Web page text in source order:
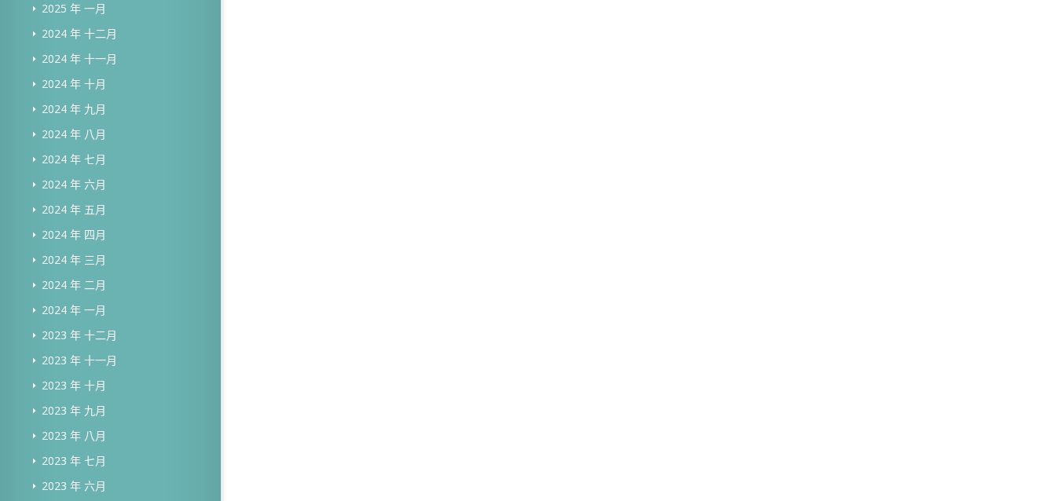
2025 年 一月
2024 年 十二月
2024 年 十一月
2024 年 十月
2024 年 九月
2024 年 八月
2024 年 七月
2024 年 六月
2024 年 五月
2024 年 四月
2024 年 三月
2024 年 二月
2024 年 一月
2023 年 十二月
2023 年 十一月
2023 年 十月
2023 年 九月
2023 年 八月
2023 年 七月
2023 年 六月